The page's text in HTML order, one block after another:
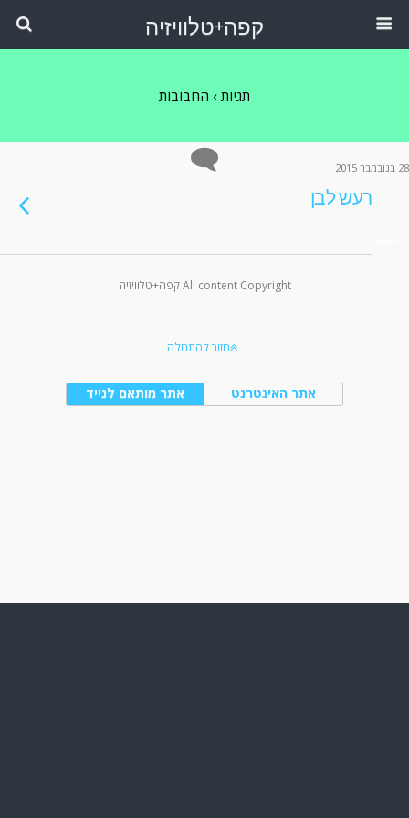
קפה+טלוויזיה
תגיות › החבובות
28 בנובמבר 2015
רעש לבן
All content Copyright קפה+טלוויזיה
חזור להתחלה
אתר מותאם לנייד אתר האינטרנט